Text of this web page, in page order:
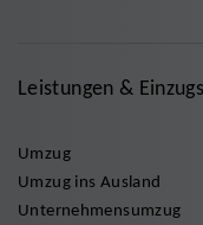
Leistungen &
Umzug
Umzug ins Ausland
Unternehmensumzug